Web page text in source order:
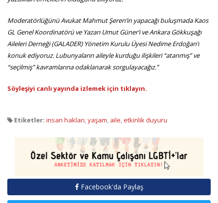
Moderatörlüğünü Avukat Mahmut Şeren’in yapacağı buluşmada Kaos
GL Genel Koordinatörü ve Yazarı Umut Güner’i ve Ankara Gökkuşağı
Aileleri Derneği (GALADER) Yönetim Kurulu Üyesi Nedime Erdoğan’ı
konuk ediyoruz. Lubunyaların aileyle kurduğu ilişkileri “atanmış” ve
“seçilmiş” kavramlarına odaklanarak sorgulayacağız.”
Söyleşiyi canlı yayında izlemek için tıklayın.
Etiketler: insan hakları,yaşam, aile,etkinlik duyuru
Facebook'da Paylaş